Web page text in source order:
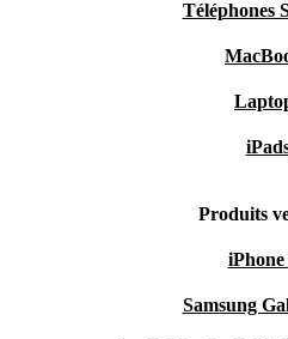
Téléphones
Produits
iPhone
Samsung